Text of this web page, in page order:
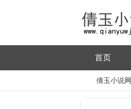
首页
倩玉小说网